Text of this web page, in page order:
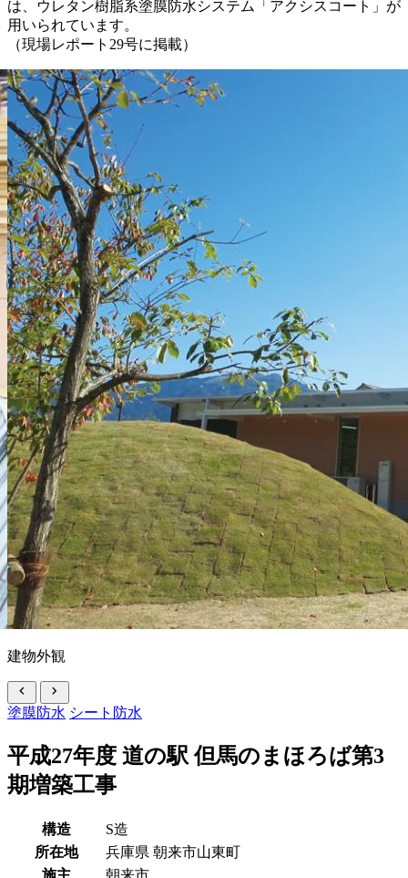
は、ウレタン樹脂系塗膜防水システム「アクシスコート」が
用いられています。
（現場レポート29号に掲載）
建物外観
chevron_left chevron_right
塗膜防水 シート防水
平成27年度 道の駅 但馬のまほろば第3
期増築工事
構造
S造
所在地
兵庫県 朝来市山東町
施主
朝来市